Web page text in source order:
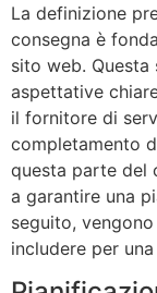
La definizione
consegna è
sito web. Questa
aspettative
il fornitore di
completamento
questa parte del
a garantire una
seguito,
includere per